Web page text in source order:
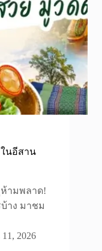
นอีสาน
ามพลาด!
าง มาชม
2026